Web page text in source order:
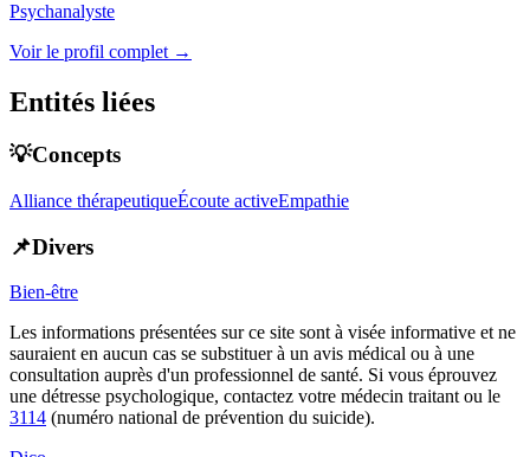
Psychanalyste
Voir le profil complet →
Entités liées
💡Concepts
Alliance thérapeutiqueÉcoute activeEmpathie
📌Divers
Bien-être
Les informations présentées sur ce site sont à visée informative et ne
sauraient en aucun cas se substituer à un avis médical ou à une
consultation auprès d'un professionnel de santé. Si vous éprouvez
une détresse psychologique, contactez votre médecin traitant ou le
3114 (numéro national de prévention du suicide).